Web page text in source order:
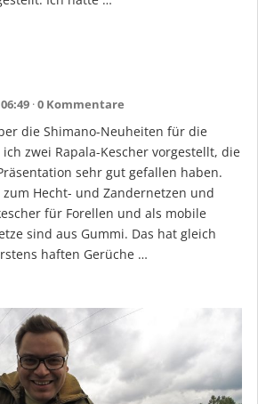
0 Kommentare
die Shimano-Neuheiten für die
zwei Rapala-Kescher vorgestellt, die
sehr gut gefallen haben.
Hecht- und Zandernetzen und
für Forellen und als mobile
sind aus Gummi. Das hat gleich
haften Gerüche …